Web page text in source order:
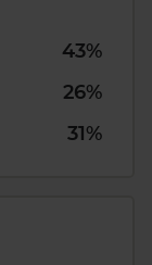
43%
26%
31%